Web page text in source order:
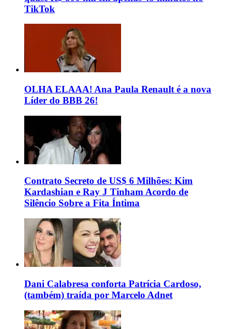
TikTok
OLHA ELAAA! Ana Paula Renault é a nova
Líder do BBB 26!
Contrato Secreto de US$ 6 Milhões: Kim
Kardashian e Ray J Tinham Acordo de
Silêncio Sobre a Fita Íntima
Dani Calabresa conforta Patrícia Cardoso,
(também) traída por Marcelo Adnet